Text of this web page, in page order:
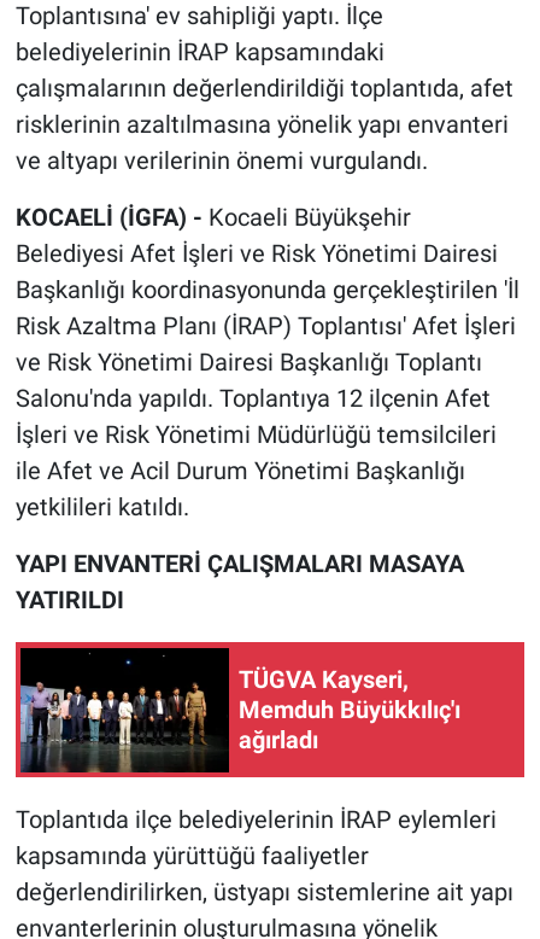
Toplantısına' ev sahipliği yaptı. İlçe
belediyelerinin İRAP kapsamındaki
çalışmalarının değerlendirildiği toplantıda, afet
risklerinin azaltılmasına yönelik yapı envanteri
ve altyapı verilerinin önemi vurgulandı.
KOCAELİ (İGFA) - Kocaeli Büyükşehir
Belediyesi Afet İşleri ve Risk Yönetimi Dairesi
Başkanlığı koordinasyonunda gerçekleştirilen 'İl
Risk Azaltma Planı (İRAP) Toplantısı' Afet İşleri
ve Risk Yönetimi Dairesi Başkanlığı Toplantı
Salonu'nda yapıldı. Toplantıya 12 ilçenin Afet
İşleri ve Risk Yönetimi Müdürlüğü temsilcileri
ile Afet ve Acil Durum Yönetimi Başkanlığı
yetkilileri katıldı.
YAPI ENVANTERİ ÇALIŞMALARI MASAYA
YATIRILDI
TÜGVA Kayseri,
Memduh Büyükkılıç'ı
ağırladı
Toplantıda ilçe belediyelerinin İRAP eylemleri
kapsamında yürüttüğü faaliyetler
değerlendirilirken, üstyapı sistemlerine ait yapı
envanterlerinin oluşturulmasına yönelik